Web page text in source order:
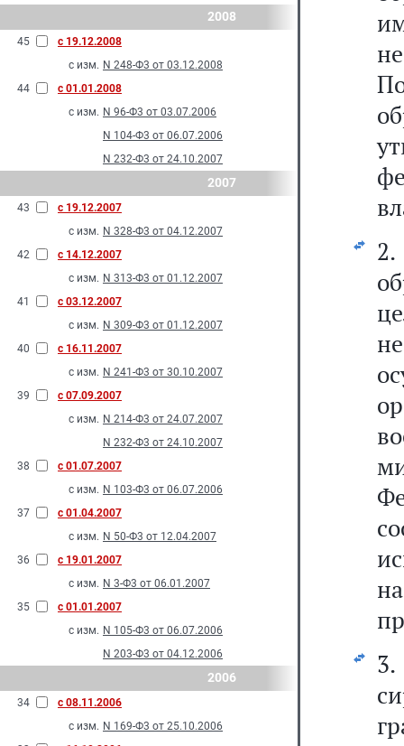
2008
45
с 19.12.2008
с изм. N 248-Ф3 от 03.12.2008
44
с 01.01.2008
с изм. N 96-Ф3 от 03.07.2006
N 104-Ф3 от 06.07.2006
N 232-Ф3 от 24.10.2007
2007
43
с 19.12.2007
с изм. N 328-Ф3 от 04.12.2007
42
с 14.12.2007
с изм. N 313-Ф3 от 01.12.2007
41
с 03.12.2007
с изм. N 309-Ф3 от 01.12.2007
40
с 16.11.2007
с изм. N 241-Ф3 от 30.10.2007
39
с 07.09.2007
с изм. N 214-Ф3 от 24.07.2007
N 232-Ф3 от 24.10.2007
38
с 01.07.2007
с изм. N 103-Ф3 от 06.07.2006
37
с 01.04.2007
с изм. N 50-Ф3 от 12.04.2007
36
с 19.01.2007
с изм. N 3-Ф3 от 06.01.2007
35
с 01.01.2007
с изм. N 105-Ф3 от 06.07.2006
N 203-Ф3 от 04.12.2006
2006
34
с 08.11.2006
с изм. N 169-Ф3 от 25.10.2006